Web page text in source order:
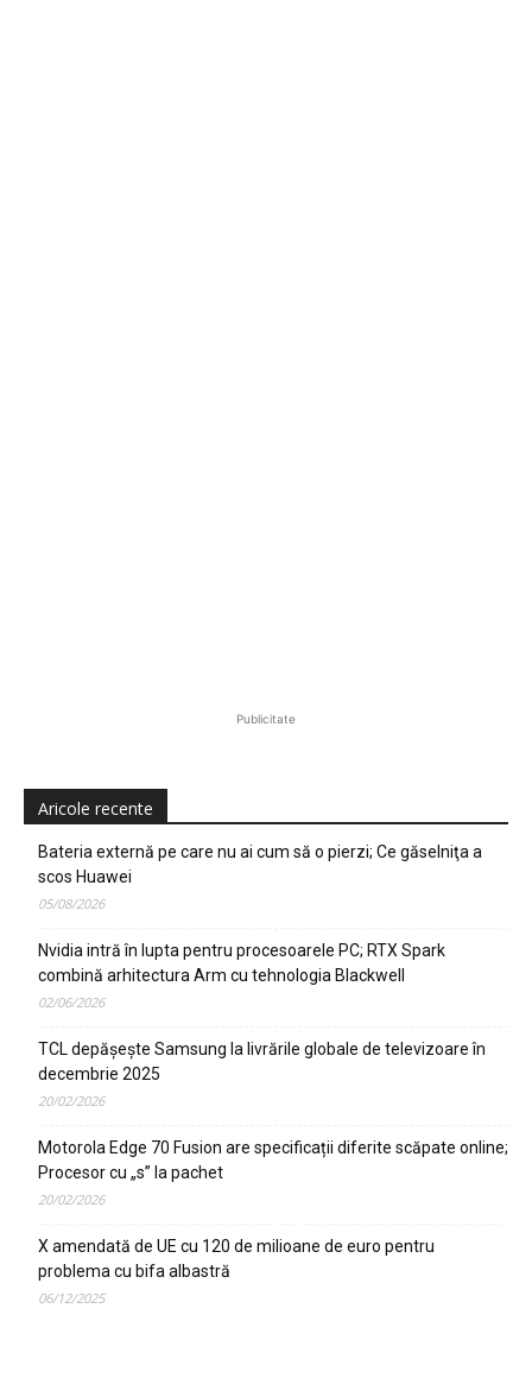
Publicitate
Aricole recente
Bateria externă pe care nu ai cum să o pierzi; Ce găselniţa a
scos Huawei
05/08/2026
Nvidia intră în lupta pentru procesoarele PC; RTX Spark
combină arhitectura Arm cu tehnologia Blackwell
02/06/2026
TCL depășește Samsung la livrările globale de televizoare în
decembrie 2025
20/02/2026
Motorola Edge 70 Fusion are specificații diferite scăpate online;
Procesor cu „s” la pachet
20/02/2026
X amendată de UE cu 120 de milioane de euro pentru
problema cu bifa albastră
06/12/2025